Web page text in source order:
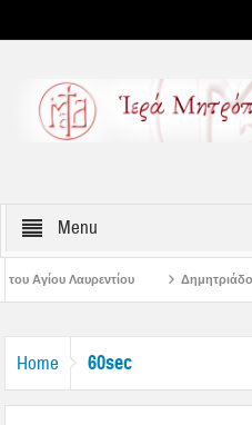
Menu
Δημητριάδος Ιγνάτιος: «Η
Home 60sec